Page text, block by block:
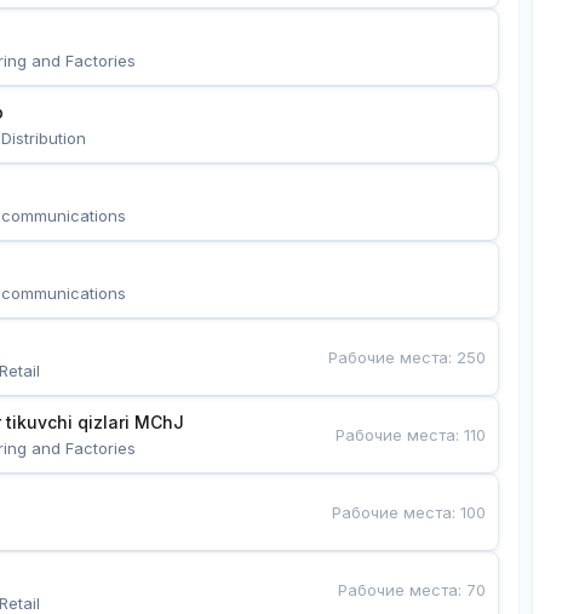
and Factories
Рабочие места: 250
and Factories
Рабочие места:110
Рабочие места:100
Рабочие места: 70